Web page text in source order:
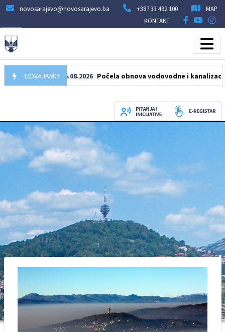
novosarajevo@novosarajevo.ba +387 33 492 100
MAP
KONTAKT
IZDVAJAMO
05.08.2026 Počela obnova vodovodne i kanalizacione